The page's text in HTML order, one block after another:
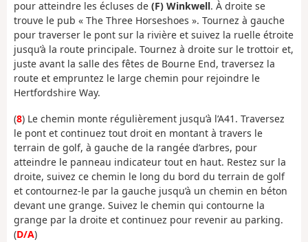
pour atteindre les écluses de (F) Winkwell. À droite se
trouve le pub « The Three Horseshoes ». Tournez à gauche
pour traverser le pont sur la rivière et suivez la ruelle étroite
jusqu’à la route principale. Tournez à droite sur le trottoir et,
juste avant la salle des fêtes de Bourne End, traversez la
route et empruntez le large chemin pour rejoindre le
Hertfordshire Way.
(8) Le chemin monte régulièrement jusqu’à l’A41. Traversez
le pont et continuez tout droit en montant à travers le
terrain de golf, à gauche de la rangée d’arbres, pour
atteindre le panneau indicateur tout en haut. Restez sur la
droite, suivez ce chemin le long du bord du terrain de golf
et contournez-le par la gauche jusqu’à un chemin en béton
devant une grange. Suivez le chemin qui contourne la
grange par la droite et continuez pour revenir au parking.
(D/A)